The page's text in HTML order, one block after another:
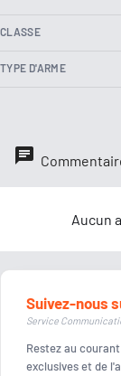
CLASSE
TYPE D'ARME
Aucun
Suivez-nous
Service
Restez au
exclusives et de